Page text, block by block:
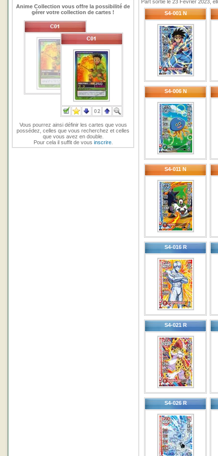
Anime Collection vous offre la possibilité de
gérer votre collection de cartes !
Vous pourrez ainsi définir les cartes que vous
possédez, celles que vous recherchez et celles
que vous avez en double.
Pour cela il suffit de vous inscrire.
Part sortie le 23 Février 2023,
S4-001 N
S4-006 N
S4-011 N
S4-016 R
S4-021 R
S4-026 R